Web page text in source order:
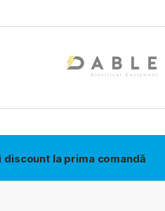
discount la prima comandă